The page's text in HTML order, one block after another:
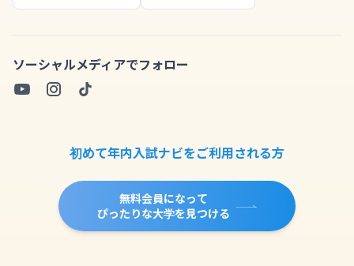
ソーシャルメディアでフォロー
初めて年内入試ナビをご利用される方
無料会員になって
ぴったりな大学を見つける